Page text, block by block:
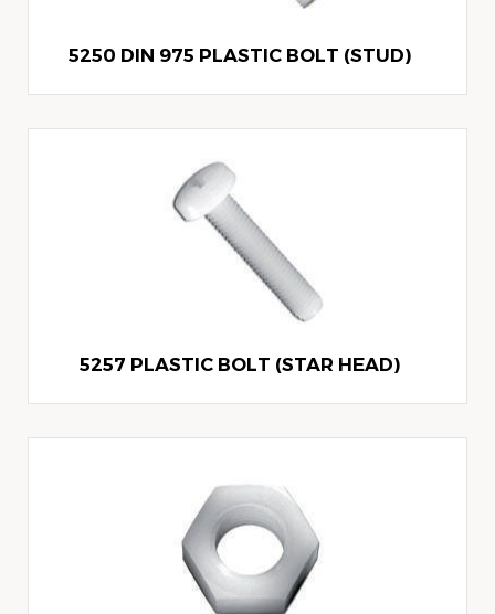
5250 DIN 975 PLASTIC BOLT (STUD)
5257 PLASTIC BOLT (STAR HEAD)